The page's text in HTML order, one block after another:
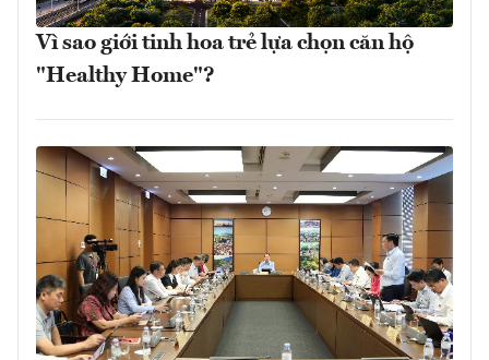
Vì sao giới tinh hoa trẻ lựa chọn căn hộ
"Healthy Home"?